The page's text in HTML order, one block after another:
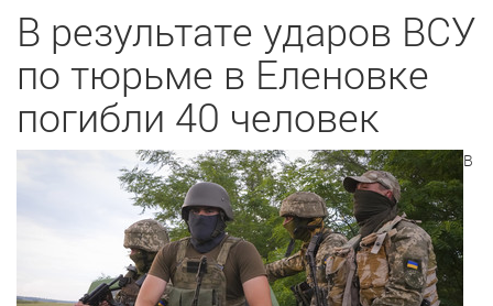
В результате ударов ВСУ
по тюрьме в Еленовке
погибли 40 человек
В